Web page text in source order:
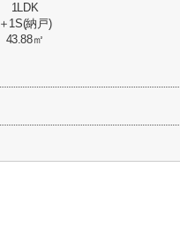
1LDK
＋1S(納戸)
43.88㎡